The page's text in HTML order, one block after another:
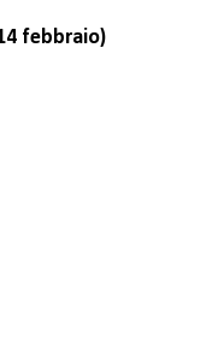
febbraio)